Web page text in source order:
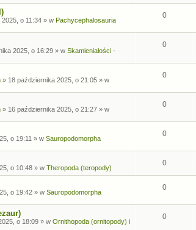
o 11:34 » w Pachycephalosauria
0
2025, o 16:29 » w Skamieniałości -
0
» 18 października 2025, o 21:05 » w
0
» 16 października 2025, o 21:27 » w
0
o 19:11 » w Sauropodomorpha
0
o 10:48 » w Theropoda (teropody)
0
o 19:42 » w Sauropodomorpha
0
o 18:09 » w Ornithopoda (ornitopody) i
0